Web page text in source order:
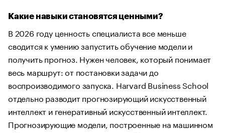
Какие навыки становятся ценными?
В 2026 году ценность специалиста все меньше
сводится к умению запустить обучение модели и
получить прогноз. Нужен человек, который понимает
весь маршрут: от постановки задачи до
воспроизводимого запуска. Harvard Business School
отдельно разводит прогнозирующий искусственный
интеллект и генеративный искусственный интеллект.
Прогнозирующие модели, построенные на машинном